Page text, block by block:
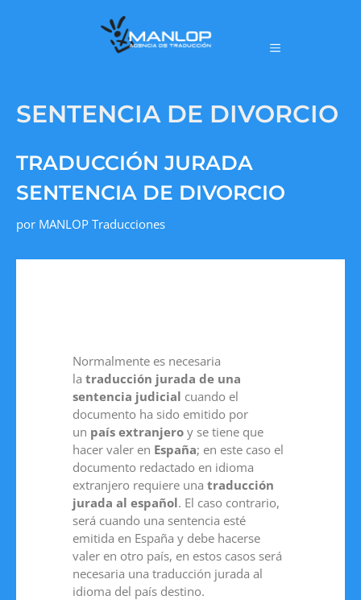
SENTENCIA DE DIVORCIO
TRADUCCIÓN JURADA
SENTENCIA DE DIVORCIO
por MANLOP Traducciones
Normalmente es necesaria
la traducción jurada de una
sentencia judicial cuando el
documento ha sido emitido por
un país extranjero y se tiene que
hacer valer en España; en este caso el
documento redactado en idioma
extranjero requiere una traducción
jurada al español. El caso contrario,
será cuando una sentencia esté
emitida en España y debe hacerse
valer en otro país, en estos casos será
necesaria una traducción jurada al
idioma del país destino.